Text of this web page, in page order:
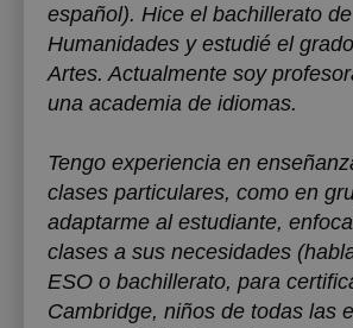
español). Hice el bachillerato de
Humanidades y estudié el
Artes. Actualmente soy
una academia de idiomas.
Tengo experiencia en
clases particulares, como en
adaptarme al estudiante,
clases a sus necesidades
ESO o bachillerato, para
Cambridge, niños de todas las